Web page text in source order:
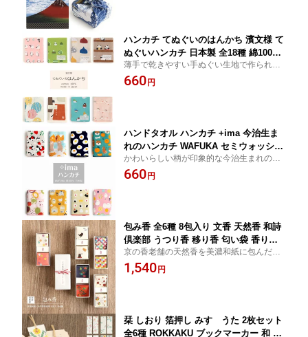
ハンカチ てぬぐいのはんかち 濱文様 て
ぬぐいハンカチ 日本製 全18種 綿100％
ハーフサイズ 約34cm×43cm ハンカチ
タオル 手ぬぐい 手拭 ギフト プレゼン
薄手で乾きやすい手ぬぐい生地で作られた
濱文様のハンカチです。自分用だけでな
く、ちょっとしたプレゼントやお配りなど
660 円
ハンドタオル ハンカチ +ima 今治生ま
れのハンカチ WAFUKA セミウォッシュ
タオルハンカチ 日本製 全16種 綿100％
オーガニックコットン 約24cm ガーゼ
い
かわいらしい柄が印象的な今治生まれのタ
オルハンカチ。 自分用だけでなく、ちょっ
としたプレゼントやお配りなどにも。
660 円
包み香 全6種 8包入り 文香 天然香 和詩
倶楽部 うつり香 移り香 匂い袋 香り袋
香袋 和紙 和 和柄 おしゃれ 可愛い 大人
お香 七宝椿 橘蔓 黒ねこ 花蔓 彩り文様
京の香老舗の天然香を美濃和紙に包んだ、
包み香です。 可愛らしい包み紙と、上品で
落ち着いた香りで日常をより楽しく。
1,540 円
栞 しおり 箔押し みすゞうた 2枚セット
全6種 ROKKAKU ブックマーカー 和 和